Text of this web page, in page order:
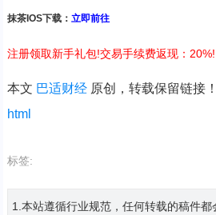
抹茶IOS下载： 立即前往
注册领取新手礼包!交易手续费返现：20%!
本文 巴适财经原创，转载保留链接
html
标签:
1.本站遵循行业规范，任何转载的稿件都